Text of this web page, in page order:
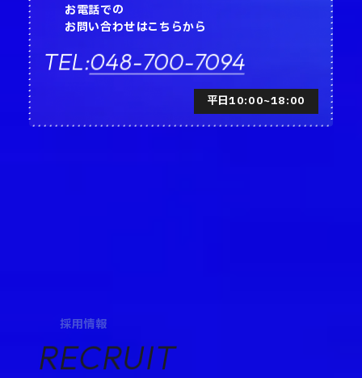
お電話での
お問い合わせはこちらから
TEL:048-700-7094
平日10:00~18:00
採用情報
RECRUIT